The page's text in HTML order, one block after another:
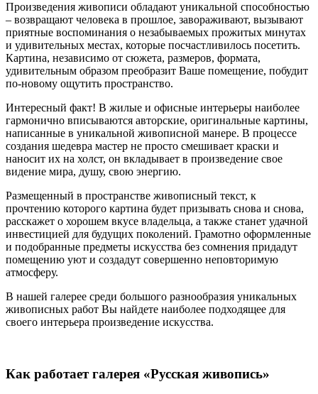
Произведения живописи обладают уникальной способностью
– возвращают человека в прошлое, завораживают, вызывают
приятные воспоминания о незабываемых прожитых минутах
и удивительных местах, которые посчастливилось посетить.
Картина, независимо от сюжета, размеров, формата,
удивительным образом преобразит Ваше помещение, побудит
по-новому ощутить пространство.
Интересный факт! В жилые и офисные интерьеры наиболее
гармонично вписываются авторские, оригинальные картины,
написанные в уникальной живописной манере. В процессе
создания шедевра мастер не просто смешивает краски и
наносит их на холст, он вкладывает в произведение свое
видение мира, душу, свою энергию.
Размещенный в пространстве живописный текст, к
прочтению которого картина будет призывать снова и снова,
расскажет о хорошем вкусе владельца, а также станет удачной
инвестицией для будущих поколений. Грамотно оформленные
и подобранные предметы искусства без сомнения придадут
помещению уют и создадут совершенно неповторимую
атмосферу.
В нашей галерее среди большого разнообразия уникальных
живописных работ Вы найдете наиболее подходящее для
своего интерьера произведение искусства.
Как работает галерея «Русская живопись»